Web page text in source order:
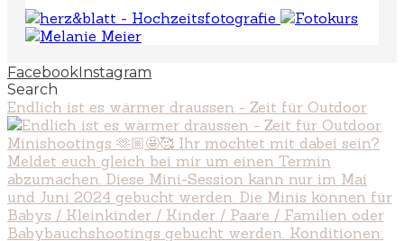
FacebookInstagram
Search
Endlich ist es wärmer draussen - Zeit für Outdoor